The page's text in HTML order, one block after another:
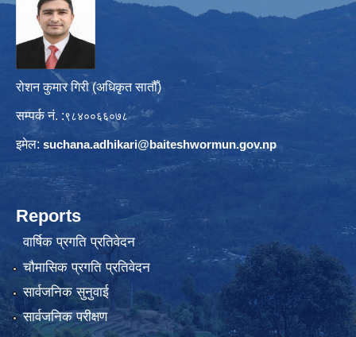
रोशन कुमार गिरी (अधिकृत सातौँ)
सम्पर्क नं. :९८४००६६०७८
इमेल: suchana.adhikari@baiteshwormun.gov.np
Reports
वार्षिक प्रगति प्रतिवेदन
चौमासिक प्रगति प्रतिवेदन
सार्वजनिक सुनुवाई
सार्वजनिक परीक्षण